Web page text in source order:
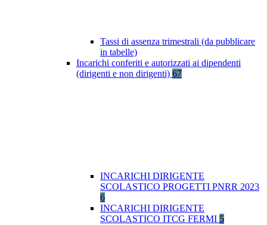
Tassi di assenza trimestrali (da pubblicare
in tabelle)
Incarichi conferiti e autorizzati ai dipendenti
(dirigenti e non dirigenti) 67
INCARICHI DIRIGENTE
SCOLASTICO PROGETTI PNRR 2023
6
INCARICHI DIRIGENTE
SCOLASTICO ITCG FERMI 5